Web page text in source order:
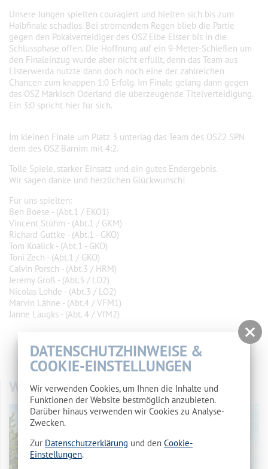
Unsere Jungen spielten couragiert und hielten sich bis zum
Halbfinale schadlos. Bei strömendem Regen blieb die Partie
gegen den Pokalverteidiger des OSZ Elbe Elster bis in die
Schlussphase offen. Die Hoffnung auf ein 9-Meter-Schießen um
den Finaleinzug wurde aber nicht erfüllt, denn das Team aus
Elsterwerda nutzte dann doch noch eine der zahlreichen
Chancen zum knappen 1:0 Erfolg. Im Finale gelang dann gegen
das OSZ Märkisch Oderland die überzeugende Titelverteidigung.
Ein 3:0 spricht hier für sich.
Im kleinen Finale um Platz 3 unterlag das Team des OSZ2 SPN
dem des OSZ Barnim mit 4:2.
Tolle Spiele, starker Einsatz und ein gutes Endergebnis.
Wir sagen danke und herzlichen Glückwunsch!
Für uns spielten:
Ben Boese - (Abt.1 / EKO1)
Vincent Stühm - (Abt.1 / GKM)
Richard Guttke - (Abt.1 - GKO)
Tom Koalick - (Abt.1 - GKO)
Toni Zech - (Abt.1 / GKO)
Calvin Porsch - (Abt.3 / HRM)
Jeremy Groß - (Abt.3 / LO2)
Nicolas Lohde - (Abt.3 / LO2)
Marvin Lähne - (Abt.4 / VFM1)
Janne Laugks - (Abt. 4 / VfM2)
vorherige Seite //Übersicht//nächste Seite
WOHNHEIM
DATENSCHUTZHINWEISE &
COOKIE-EINSTELLUNGEN
Wir verwenden Cookies, um Ihnen die Inhalte und
Funktionen der Website bestmöglich anzubieten.
Darüber hinaus verwenden wir Cookies zu Analyse-
Zwecken.
Zur Datenschutzerklärung und den Cookie-
Einstellungen.